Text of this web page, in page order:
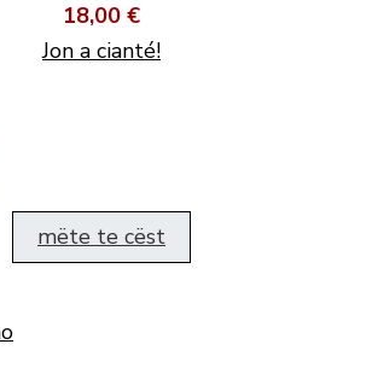
18,00 €
Jon a cianté!
mëte te cëst